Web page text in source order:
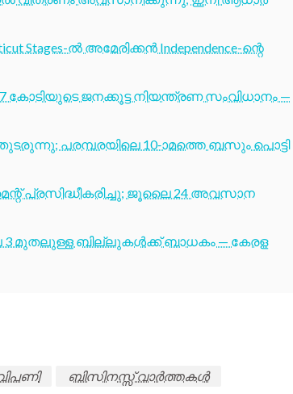
Stages-ൽ അമേരിക്കൻ Independence-ന്റെ
ജനക്കൂട്ട നിയന്ത്രണ സംവിധാനം —
പരമ്പരയിലെ 10-ാമത്തെ ബസും പൊട്ടി
പ്രസിദ്ധീകരിച്ചു; ജൂലൈ 24 അവസാന
3 മുതലുള്ള ബില്ലുകൾക്ക് ബാധകം — കേരള
ബിസിനസ്സ് വാർത്തകൾ